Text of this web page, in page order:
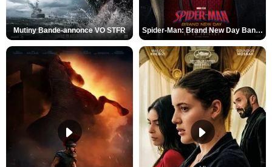
Mutiny Bande-annonce VO STFR Spider-Man: Brand New Day Bande-annonce VO STFR